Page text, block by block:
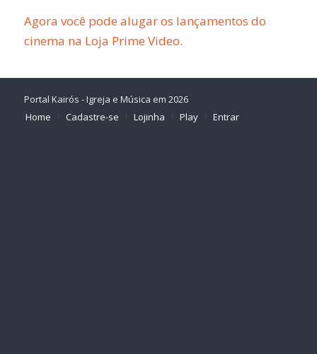
Agora você pode alugar os lançamentos do
cinema na Loja Prime Video.
Portal Kairós - Igreja e Música em 2026
Home
Cadastre-se Lojinha Play Entrar